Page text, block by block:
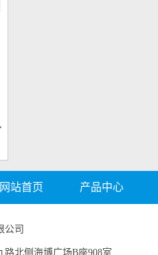
网站首页 产品中心
公司
北侧海博广场B座908室